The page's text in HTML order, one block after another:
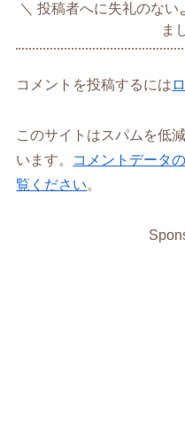
投稿者へに失礼のない
ま
コメントを投稿するには
このサイトはスパムを低
います。
コメントデータ
覧ください。